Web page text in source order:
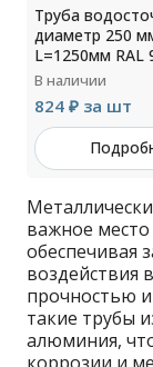
Труба
диаметр 250
L=1250мм RAL
В наличии
824 ₽ за шт
важное
обеспечивая
воздействия
прочностью
такие трубы
алюминия,